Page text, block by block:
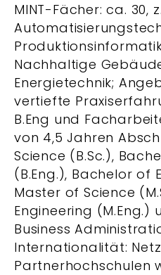
MINT-Fächer: ca. 30,
Nachhaltige
Energietechnik;
vertiefte
B.Eng und
von 4,5 Jahren
Science (B.Sc.),
(B.Eng.), Bachelor of
Master of Science
Engineering (M.Eng.)
Business
Internationalität:
Partnerhochschulen